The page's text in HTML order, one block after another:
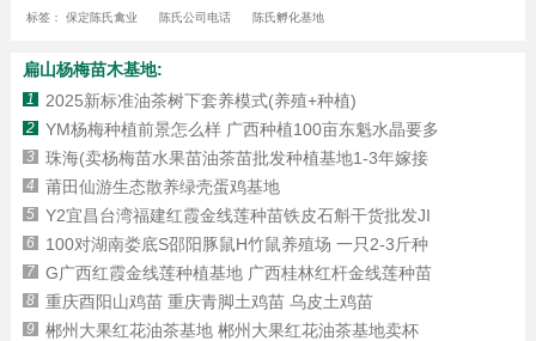
标签： 保定陈氏禽业 陈氏公司电话 陈氏孵化基地
扁山杨梅苗木基地:
1 2025新标准油茶树下套养模式(养殖+种植)
2 YM杨梅种植前景怎么样 广西种植100亩东魁水晶要多
3 珠海(卖杨梅苗水果苗油茶苗批发种植基地1-3年嫁接
4 莆田仙游生态散养绿壳蛋鸡基地
5 Y2宜昌台湾福建红霞金线莲种苗铁皮石斛干货批发JI
6 100对湖南娄底S邵阳豚鼠H竹鼠养殖场 一只2-3斤种
7 G广西红霞金线莲种植基地 广西桂林红杆金线莲种苗
8 重庆酉阳山鸡苗 重庆青脚土鸡苗 乌皮土鸡苗
9 郴州大果红花油茶基地 郴州大果红花油茶基地卖杯